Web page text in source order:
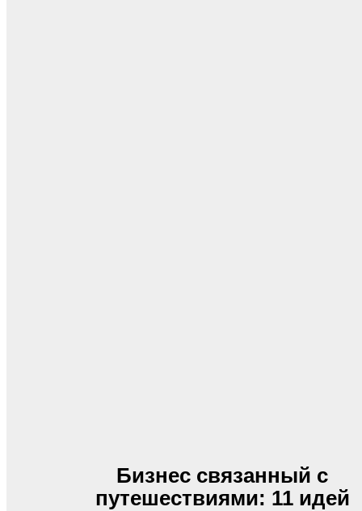
Бизнес связанный с
путешествиями: 11 идей